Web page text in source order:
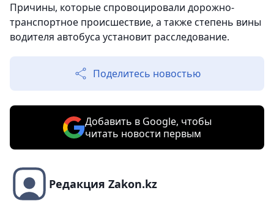
Причины, которые спровоцировали дорожно-
транспортное происшествие, а также степень вины
водителя автобуса установит расследование.
Поделитесь новостью
Добавить в Google, чтобы
читать новости первым
Редакция Zakon.kz